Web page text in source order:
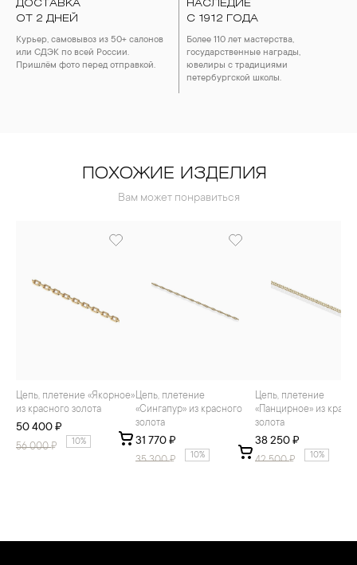
4. Специалисты обычно рекомендуют чистить украшения не
реже одного раза в месяц, а также регулярно протирать их
фланелевой или замшевой салфеткой.
ДОСТАВКА
ОТ 2 ДНЕЙ
Курьер, самовывоз из 50+ салонов
или СДЭК по всей России.
Пришлём фото перед отправкой.
НАСЛЕДИЕ
С 1912 ГОДА
Более 110 лет мастерства,
государственные награды,
ювелиры с традициями
петербургской школы.
ПОХОЖИЕ ИЗДЕЛИЯ
Вам может понравиться
Цепь, плетение «Якорное»
из красного золота
50 400 ₽
56 000₽ 10%
Цепь, плетение
«Сингапур» из красного
золота
31 770 ₽
35 300₽ 10%
Цепь, плетение
«Панцирное» из
золота
38 250 ₽
42 500₽ 10%